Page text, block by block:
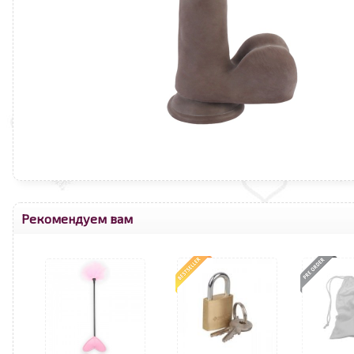
Рекомендуем вам